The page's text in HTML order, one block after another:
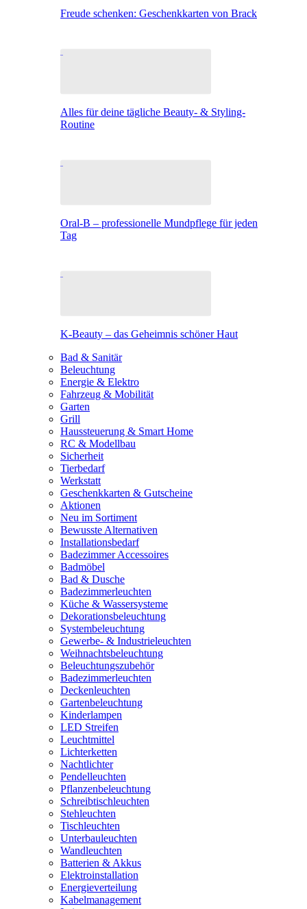
Freude schenken: Geschenkkarten von Brack
Alles für deine tägliche Beauty- & Styling-
Routine
Oral-B – professionelle Mundpflege für jeden
Tag
K-Beauty – das Geheimnis schöner Haut
Bad & Sanitär
Beleuchtung
Energie & Elektro
Fahrzeug & Mobilität
Garten
Grill
Haussteuerung & Smart Home
RC & Modellbau
Sicherheit
Tierbedarf
Werkstatt
Geschenkkarten & Gutscheine
Aktionen
Neu im Sortiment
Bewusste Alternativen
Installationsbedarf
Badezimmer Accessoires
Badmöbel
Bad & Dusche
Badezimmerleuchten
Küche & Wassersysteme
Dekorationsbeleuchtung
Systembeleuchtung
Gewerbe- & Industrieleuchten
Weihnachtsbeleuchtung
Beleuchtungszubehör
Badezimmerleuchten
Deckenleuchten
Gartenbeleuchtung
Kinderlampen
LED Streifen
Leuchtmittel
Lichterketten
Nachtlichter
Pendelleuchten
Pflanzenbeleuchtung
Schreibtischleuchten
Stehleuchten
Tischleuchten
Unterbauleuchten
Wandleuchten
Batterien & Akkus
Elektroinstallation
Energieverteilung
Kabelmanagement